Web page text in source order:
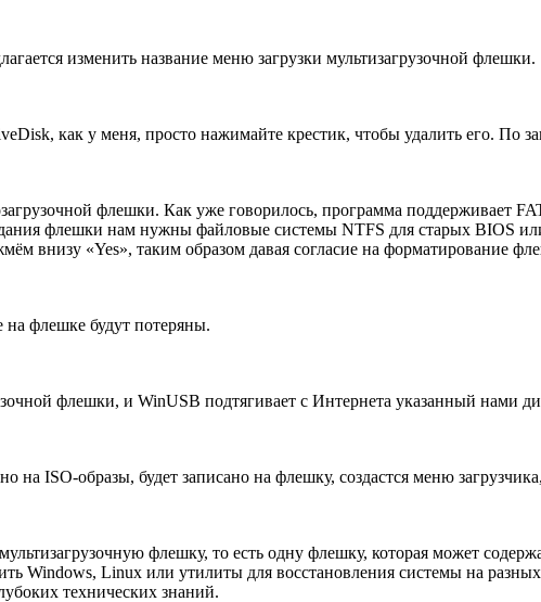
изменить название меню загрузки мультизагрузочной флешки.
как у меня, просто нажимайте крестик, чтобы удалить его.
флешки. Как уже говорилось, программа поддерживает
флешки нам нужны файловые системы NTFS для старых BIOS
внизу «Yes», таким образом давая согласие на форматирование
флешке будут потеряны.
флешки, и WinUSB подтягивает с Интернета указанный нами
на ISO-образы, будет записано на флешку, создастся меню
флешку, то есть одну флешку, которая может
Windows, Linux или утилиты для восстановления системы на
технических знаний.